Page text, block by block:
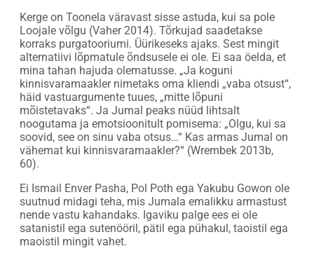
Kerge on Toonela väravast sisse astuda, kui sa pole
Loojale võlgu (Vaher 2014). Tõrkujad saadetakse
korraks purgatooriumi. Üürikeseks ajaks. Sest mingit
alternatiivi lõpmatule õndsusele ei ole. Ei saa öelda, et
mina tahan hajuda olematusse. „Ja koguni
kinnisvaramaakler nimetaks oma kliendi „vaba otsust“,
häid vastuargumente tuues, „mitte lõpuni
mõistetavaks“. Ja Jumal peaks nüüd lihtsalt
noogutama ja emotsioonitult pomisema: „Olgu, kui sa
soovid, see on sinu vaba otsus…“ Kas armas Jumal on
vähemat kui kinnisvaramaakler?“ (Wrembek 2013b,
60).
Ei Ismail Enver Pasha, Pol Poth ega Yakubu Gowon ole
suutnud midagi teha, mis Jumala emalikku armastust
nende vastu kahandaks. Igaviku palge ees ei ole
satanistil ega sutenööril, pätil ega pühakul, taoistil ega
maoistil mingit vahet.